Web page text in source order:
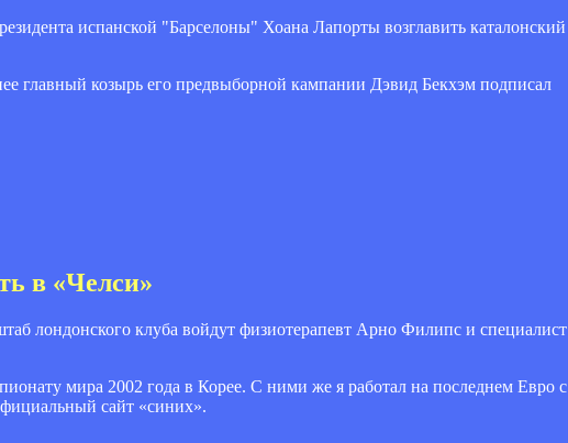
испанской "Барселоны" Хоана Лапорты возглавить каталонский
главный козырь его предвыборной кампании Дэвид Бекхэм подписал
в «Челси»
лондонского клуба войдут физиотерапевт Арно Филипс и специалист
мира 2002 года в Корее. С ними же я работал на последнем Евро с
сайт «синих».